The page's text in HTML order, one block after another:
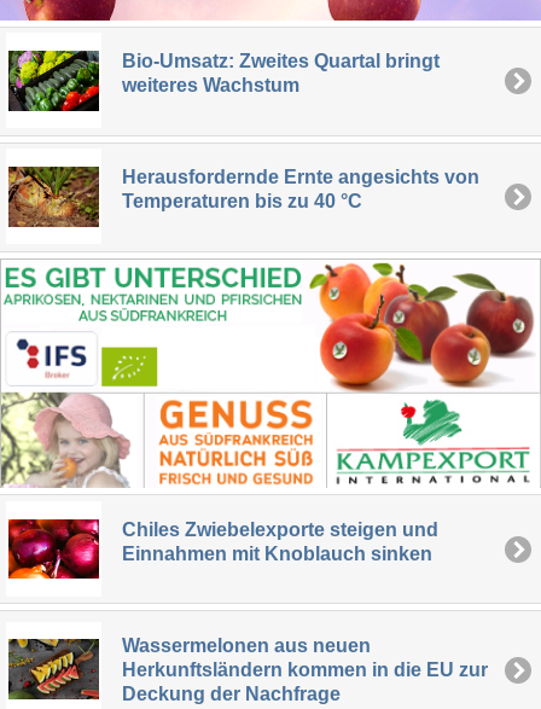
Bio-Umsatz: Zweites Quartal bringt
weiteres Wachstum
Herausfordernde Ernte angesichts von
Temperaturen bis zu 40 °C
Chiles Zwiebelexporte steigen und
Einnahmen mit Knoblauch sinken
Wassermelonen aus neuen
Herkunftsländern kommen in die EU zur
Deckung der Nachfrage